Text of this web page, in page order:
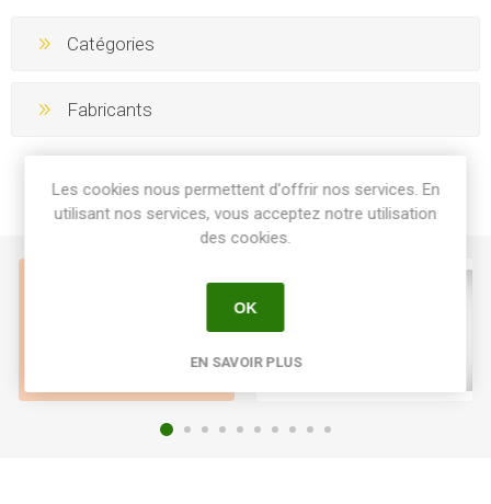
Catégories
Fabricants
Les cookies nous permettent d'offrir nos services. En
utilisant nos services, vous acceptez notre utilisation
des cookies.
OK
EN SAVOIR PLUS